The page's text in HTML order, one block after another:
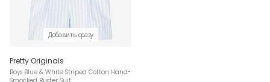
Добавить сразу
Pretty Originals
Boys Blue & White Striped Cotton Hand-